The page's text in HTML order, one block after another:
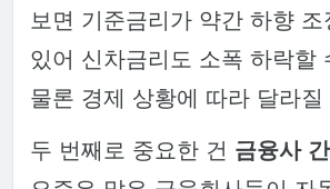
보면 기준금리가 약간 하향 조
있어 신차금리도 소폭 하락할
물론 경제 상황에 따라 달라질
두 번째로 중요한 건 금융사